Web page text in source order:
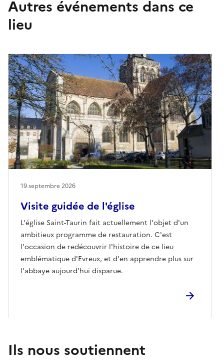
Autres événements dans ce
lieu
Visite guidée de l'église
L'église Saint-Taurin fait actuellement l'objet d'un
ambitieux programme de restauration. C'est
l'occasion de redécouvrir l'histoire de ce lieu
emblématique d'Evreux, et d'en apprendre plus sur
l'abbaye aujourd'hui disparue.
19 septembre 2026
Ils nous soutiennent